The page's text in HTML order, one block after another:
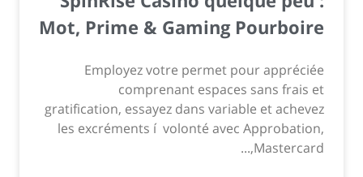
Mot, Prime & Gaming Pourboire
Employez votre permet pour appréciée
comprenant espaces sans frais et
gratification, essayez dans variable et achevez
les excréments í volonté avec Approbation,
Mastercard,...